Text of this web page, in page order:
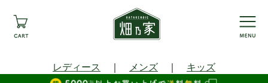
レディース ｜ メンズ ｜ キッズ